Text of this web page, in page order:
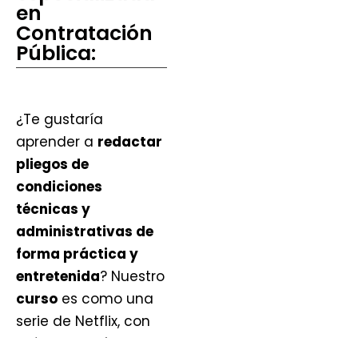
en
Contratación
Pública:
¿Te gustaría
aprender a redactar
pliegos de
condiciones
técnicas y
administrativas de
forma práctica y
entretenida? Nuestro
curso es como una
serie de Netflix, con